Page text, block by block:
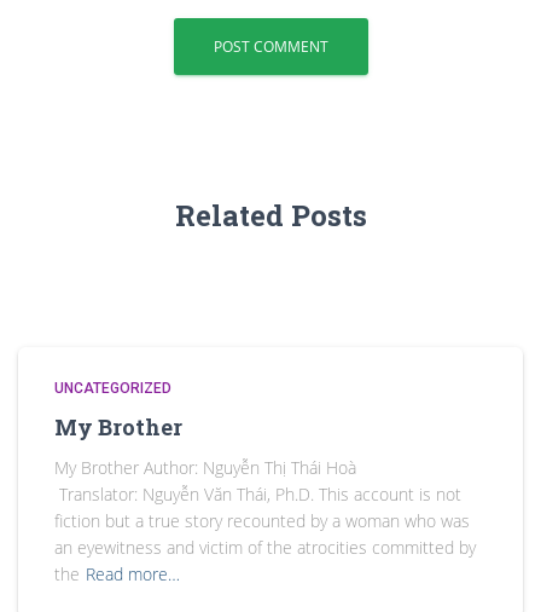
Related Posts
UNCATEGORIZED
My Brother
My Brother Author: Nguyễn Thị Thái Hoà
Translator: Nguyễn Văn Thái, Ph.D. This account is not
fiction but a true story recounted by a woman who was
an eyewitness and victim of the atrocities committed by
the Read more…